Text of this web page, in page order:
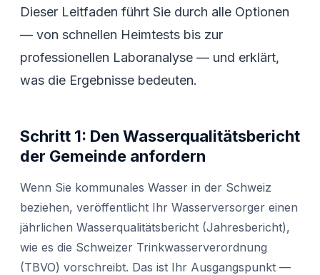
Dieser Leitfaden führt Sie durch alle Optionen
— von schnellen Heimtests bis zur
professionellen Laboranalyse — und erklärt,
was die Ergebnisse bedeuten.
Schritt 1: Den Wasserqualitätsbericht
der Gemeinde anfordern
Wenn Sie kommunales Wasser in der Schweiz
beziehen, veröffentlicht Ihr Wasserversorger einen
jährlichen Wasserqualitätsbericht (Jahresbericht),
wie es die Schweizer Trinkwasserverordnung
(TBVO) vorschreibt. Das ist Ihr Ausgangspunkt —